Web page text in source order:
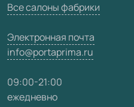
Все салоны фабрики
Электронная почта
info@portaprima.ru
09:00-21:00
ежедневно